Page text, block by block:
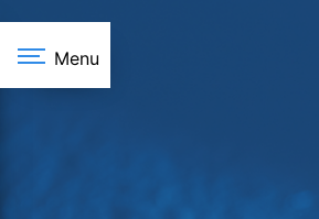
Menu